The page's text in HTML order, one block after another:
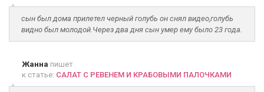
сын был дома прилетел черный голубь он снял видео,голубь
видно был молодой.Через два дня сын умер ему было 23 года.
Жанна пишет
к статье: САЛАТ С РЕВЕНЕМ И КРАБОВЫМИ ПАЛОЧКАМИ